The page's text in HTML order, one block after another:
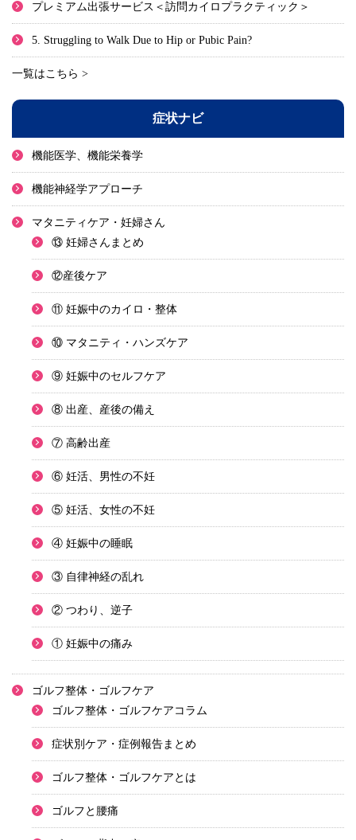
プレミアム出張サービス＜訪問カイロプラクティック＞
5. Struggling to Walk Due to Hip or Pubic Pain?
一覧はこちら >
症状ナビ
機能医学、機能栄養学
機能神経学アプローチ
マタニティケア・妊婦さん
⑬ 妊婦さんまとめ
⑫産後ケア
⑪ 妊娠中のカイロ・整体
⑩ マタニティ・ハンズケア
⑨ 妊娠中のセルフケア
⑧ 出産、産後の備え
⑦ 高齢出産
⑥ 妊活、男性の不妊
⑤ 妊活、女性の不妊
④ 妊娠中の睡眠
③ 自律神経の乱れ
② つわり、逆子
① 妊娠中の痛み
ゴルフ整体・ゴルフケア
ゴルフ整体・ゴルフケアコラム
症状別ケア・症例報告まとめ
ゴルフ整体・ゴルフケアとは
ゴルフと腰痛